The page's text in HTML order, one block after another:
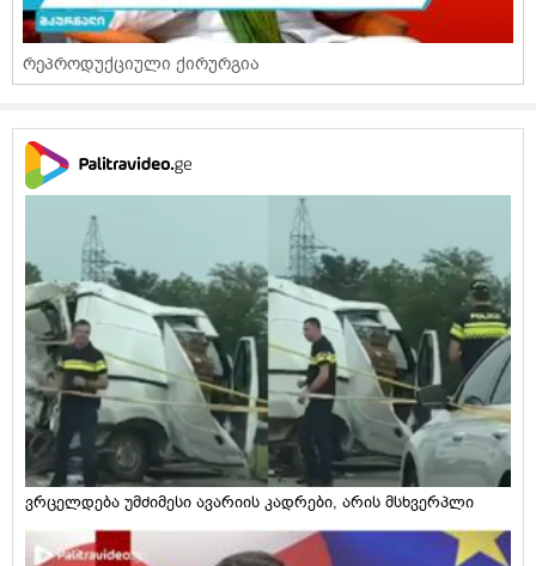
რეპროდუქციული ქირურგია
ვრცელდება უმძიმესი ავარიის კადრები, არის მსხვერპლი